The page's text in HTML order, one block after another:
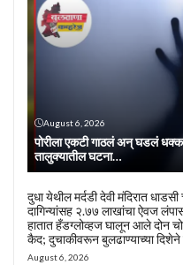
August 6, 2026
पोरीला एकटी गाठलं अन् घडलं
तालुक्यातील घटना…
दुधा येथील मर्दडी देवी मंदिरात धाडसी
दागिन्यांसह २.७७ लाखांचा ऐवज
हातात हँडग्लोव्हज घालून आले दोन
कैद; दुचाकीवरून बुलढाण्याच्या
August 6, 2026